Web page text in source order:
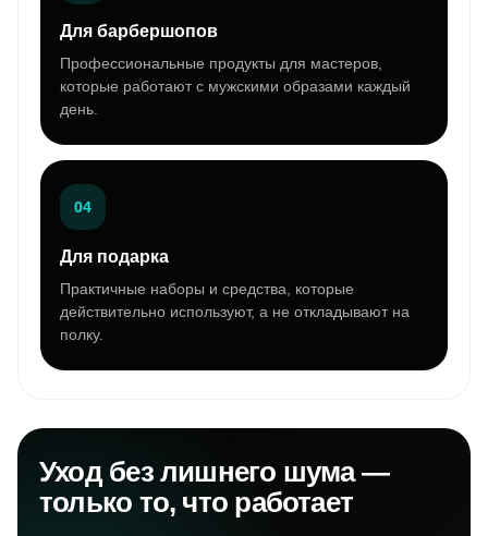
Для барбершопов
Профессиональные продукты для мастеров,
которые работают с мужскими образами каждый
день.
04
Для подарка
Практичные наборы и средства, которые
действительно используют, а не откладывают на
полку.
Уход без лишнего шума —
только то, что работает